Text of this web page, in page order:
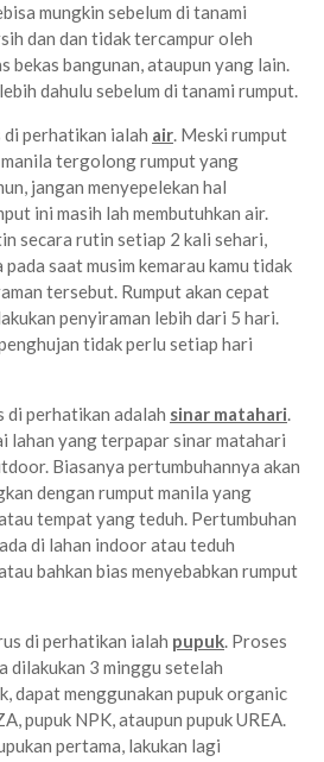
mungkin sebelum di tanami
dan dan tidak tercampur oleh
bekas bangunan, ataupun yang lain.
dahulu sebelum di tanami rumput.
di perhatikan ialah air. Meski rumput
tergolong rumput yang
jangan menyepelekan hal
ini masih lah membutuhkan air.
secara rutin setiap 2 kali sehari,
saat musim kemarau kamu tidak
tersebut. Rumput akan cepat
penyiraman lebih dari 5 hari.
tidak perlu setiap hari
di perhatikan adalah sinar matahari.
lahan yang terpapar sinar matahari
Biasanya pertumbuhannya akan
dengan rumput manila yang
tempat yang teduh. Pertumbuhan
di lahan indoor atau teduh
bahkan bias menyebabkan rumput
di perhatikan ialah pupuk. Proses
dilakukan 3 minggu setelah
dapat menggunakan pupuk organic
pupuk NPK, ataupun pupuk UREA.
pertama, lakukan lagi